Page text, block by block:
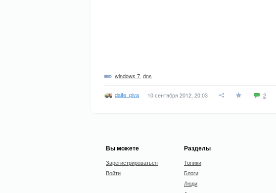
windows 7 dns
daite_piva 10 сентября 2012, 20:03 2
Вы можете
Зарегистрироваться
Войти
Разделы
Топики
Блоги
Люди